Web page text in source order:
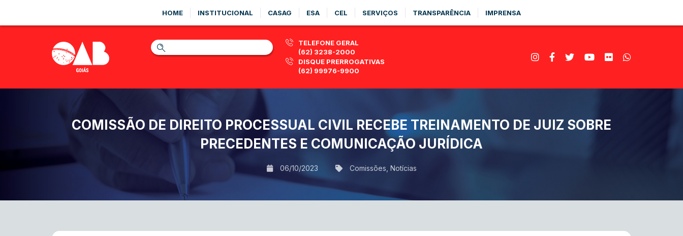
HOME INSTITUCIONAL CASAG ESA CEL SERVIÇOS TRANSPARÊNCIA IMPRENSA
TELEFONE GERAL
(62) 3238-2000
DISQUE PRERROGATIVAS
(62) 99976-9900
COMISSÃO DE DIREITO PROCESSUAL CIVIL RECEBE TREINAMENTO DE JUIZ SOBRE
PRECEDENTES E COMUNICAÇÃO JURÍDICA
06/10/2023 Comissões Notícias